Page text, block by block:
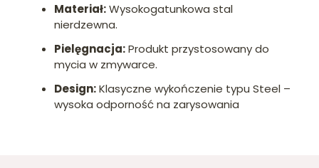
Materiał:Wysokogatunkowa stal
nierdzewna.
Pielęgnacja:Produkt przystosowany do
mycia w zmywarce.
Design:Klasyczne wykończenie typu Steel –
wysoka odporność na zarysowania